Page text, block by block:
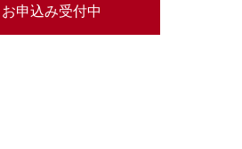
お申込み受付中